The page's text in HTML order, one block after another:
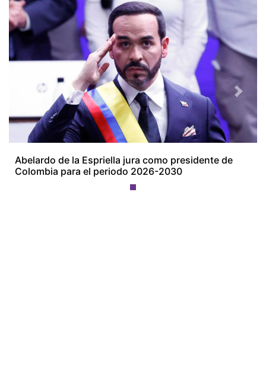
Abelardo de la Espriella jura como presidente de
Colombia para el periodo 2026-2030
Previous Next